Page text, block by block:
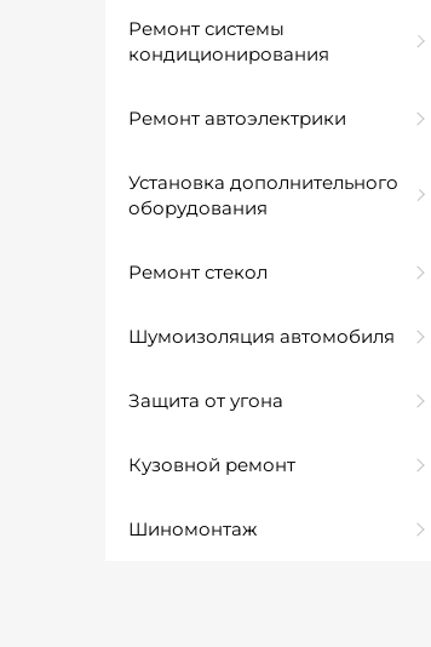
Ремонт системы
кондиционирования
Ремонт автоэлектрики
Установка дополнительного
оборудования
Ремонт стекол
Шумоизоляция автомобиля
Защита от угона
Кузовной ремонт
Шиномонтаж